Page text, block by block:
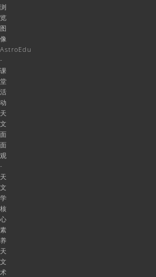
浏
览
图
像
AstroEdu
-
课
堂
活
动
天
文
面
面
观
-
天
文
学
核
心
素
养
天
文
术